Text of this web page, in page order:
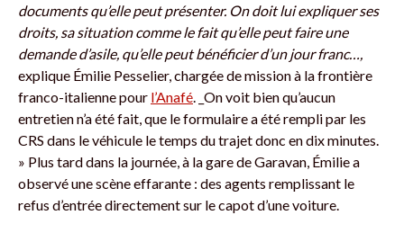
documents qu’elle peut présenter. On doit lui expliquer ses
droits, sa situation comme le fait qu’elle peut faire une
demande d’asile, qu’elle peut bénéficier d’un jour franc…,
explique Émilie Pesselier, chargée de mission à la frontière
franco-italienne pour l’Anafé . _On voit bien qu’aucun
entretien n’a été fait, que le formulaire a été rempli par les
CRS dans le véhicule le temps du trajet donc en dix minutes.
» Plus tard dans la journée, à la gare de Garavan, Émilie a
observé une scène effarante : des agents remplissant le
refus d’entrée directement sur le capot d’une voiture.